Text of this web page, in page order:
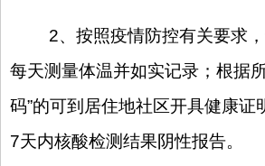
2、按照疫情防控有关要求
每天测量体温并如实记录；根据
码”的可到居住地社区开具健康
7天内核酸检测结果阴性报告。